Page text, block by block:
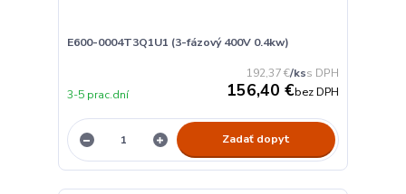
E600-0004T3Q1U1 (3-fázový 400V 0.4kw)
192,37 €/ks
156,40 €bez DPH
3-5 prac.dní
Zadať dopyt